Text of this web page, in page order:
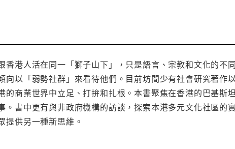
香港人活在同一「獅子山下」，只是語言、宗教和文化的不
向以「弱勢社群」來看待他們。目前坊間少有社會研究著作
的商業世界中立足、打拚和扎根。本書聚焦在香港的巴基
。書中更有與非政府機構的訪談，探索本港多元文化社區
提供另一種新思維。